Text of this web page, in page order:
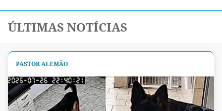
ÚLTIMAS NOTÍCIAS
PASTOR ALEMÃO